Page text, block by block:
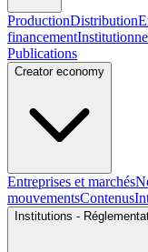
ProductionDistribution
financement
Publications
Creator economy
Entreprises et marchés
mouvementsContenus
Institutions -